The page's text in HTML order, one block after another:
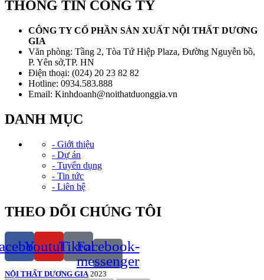
THÔNG TIN CÔNG TY
CÔNG TY CỔ PHẦN SẢN XUẤT NỘI THẤT DƯƠNG
GIA
Văn phòng: Tầng 2, Tòa Tứ Hiệp Plaza, Đường Nguyễn bồ,
P. Yên sở,TP. HN
Điện thoại: (024) 20 23 82 82
Hotline: 0934.583.888
Email: Kinhdoanh@noithatduonggia.vn
DANH MỤC
- Giới thiệu
- Dự án
- Tuyển dụng
- Tin tức
- Liên hệ
THEO DÕI CHÚNG TÔI
YoutubeTiktok
Facebook-
messenger
NỘI THẤT DƯƠNG GIA 2023